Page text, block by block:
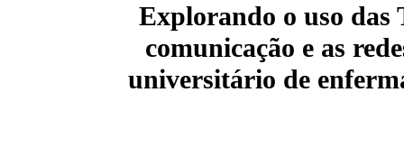
Explorando o uso das
comunicação e as
universitário de